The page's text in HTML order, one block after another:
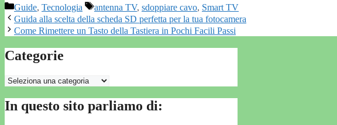
Categorie
Guide, Tecnologia Tag
antenna TV, sdoppiare cavo, Smart TV
Guida alla scelta della scheda SD perfetta per la tua fotocamera
Come Rimettere un Tasto della Tastiera in Pochi Facili Passi
Categorie
Categorie
In questo sito parliamo di: